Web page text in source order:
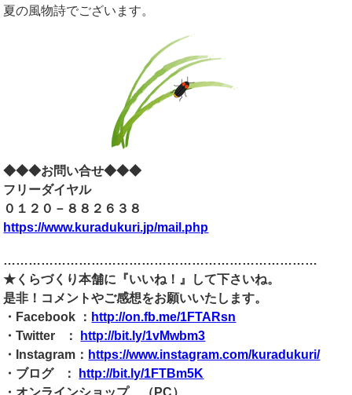
夏の風物詩でございます。
◆◆◆お問い合せ◆◆◆
フリーダイヤル
０１２０－８８２６３８
https://www.kuradukuri.jp/mail.php
…………………………………………………………………
★くらづくり本舗に『いいね！』して下さいね。
是非！コメントやご感想をお願いいたします。
・Facebook ： http://on.fb.me/1FTARsn
・Twitter ：
http://bit.ly/1vMwbm3
・Instagram： https://www.instagram.com/kuradukuri/
・ブログ ：
http://bit.ly/1FTBm5K